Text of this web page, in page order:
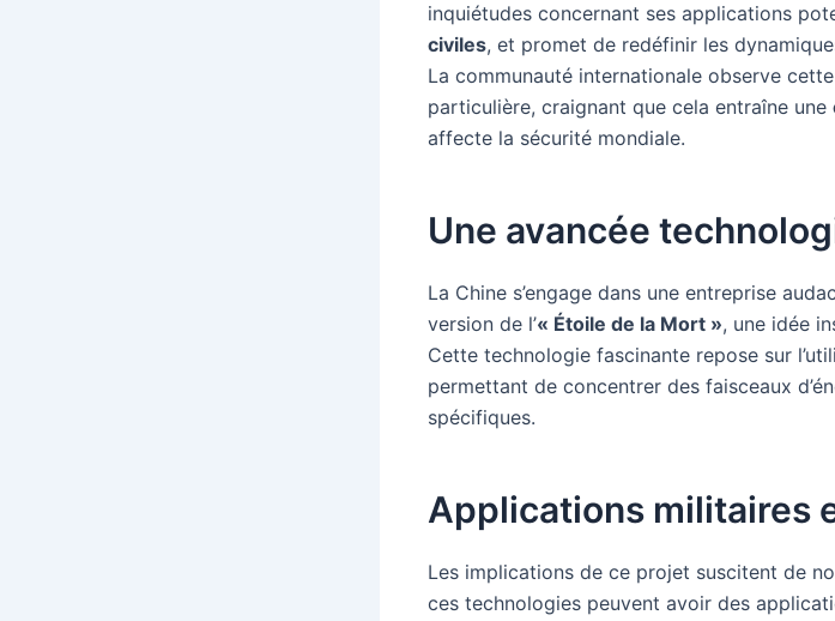
inquiétudes concernant ses applications
civiles, et promet de redéfinir les
La communauté internationale observe
particulière, craignant que cela entraîne une
affecte la sécurité mondiale.
Une avancée
La Chine s’engage dans une entreprise
version de l’« Étoile de la Mort », une idée
Cette technologie fascinante repose sur
permettant de concentrer des faisceaux
spécifiques.
Applications militaires
Les implications de ce projet suscitent de
ces technologies peuvent avoir des